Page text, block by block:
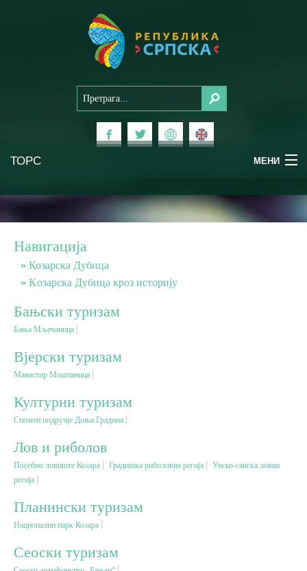
ТОРС МЕНИ
Планински туризам
Бањски туризам
Авантура
Еко туризам
Културни туризам
Навигација
Козарска Дубица
Koзарска Дубица кроз историју
Бањски туризам
Бања Мљечаница
Вјерски туризам
Манастир Моштаница
Културни туризам
Спомен подручје Доња Градина
Лов и риболов
Посебно ловиште Козара Градишка риболовна регија
Унско-санска ловна
регија
Планински туризам
Национални парк Козара
Сеоски туризам